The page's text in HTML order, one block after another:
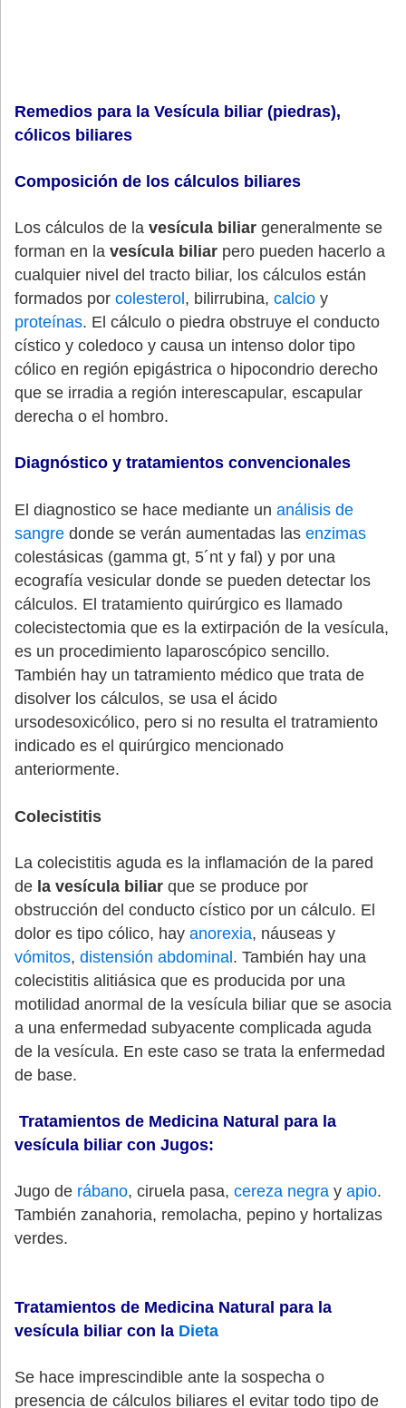
Remedios para la Vesícula biliar (piedras),
cólicos biliares
Composición de los cálculos biliares
Los cálculos de la vesícula biliar generalmente se
forman en la vesícula biliar pero pueden hacerlo a
cualquier nivel del tracto biliar, los cálculos están
formados por colesterol , bilirrubina, calcio y
proteínas. El cálculo o piedra obstruye el conducto
cístico y coledoco y causa un intenso dolor tipo
cólico en región epigástrica o hipocondrio derecho
que se irradia a región interescapular, escapular
derecha o el hombro.
Diagnóstico y tratamientos convencionales
El diagnostico se hace mediante un análisis de
sangre donde se verán aumentadas las enzimas
colestásicas (gamma gt, 5´nt y fal) y por una
ecografía vesicular donde se pueden detectar los
cálculos. El tratamiento quirúrgico es llamado
colecistectomia que es la extirpación de la vesícula,
es un procedimiento laparoscópico sencillo.
También hay un tatramiento médico que trata de
disolver los cálculos, se usa el ácido
ursodesoxicólico, pero si no resulta el tratramiento
indicado es el quirúrgico mencionado
anteriormente.
Colecistitis
La colecistitis aguda es la inflamación de la pared
de la vesícula biliar que se produce por
obstrucción del conducto cístico por un cálculo. El
dolor es tipo cólico, hay anorexia, náuseas y
vómitos, distensión abdominal. También hay una
colecistitis alitiásica que es producida por una
motilidad anormal de la vesícula biliar que se asocia
a una enfermedad subyacente complicada aguda
de la vesícula. En este caso se trata la enfermedad
de base.
Tratamientos de Medicina Natural para la
vesícula biliar con Jugos:
Jugo de rábano, ciruela pasa, cereza negra y apio.
También zanahoria, remolacha, pepino y hortalizas
verdes.
Tratamientos de Medicina Natural para la
vesícula biliar con la Dieta
Se hace imprescindible ante la sospecha o
presencia de cálculos biliares el evitar todo tipo de